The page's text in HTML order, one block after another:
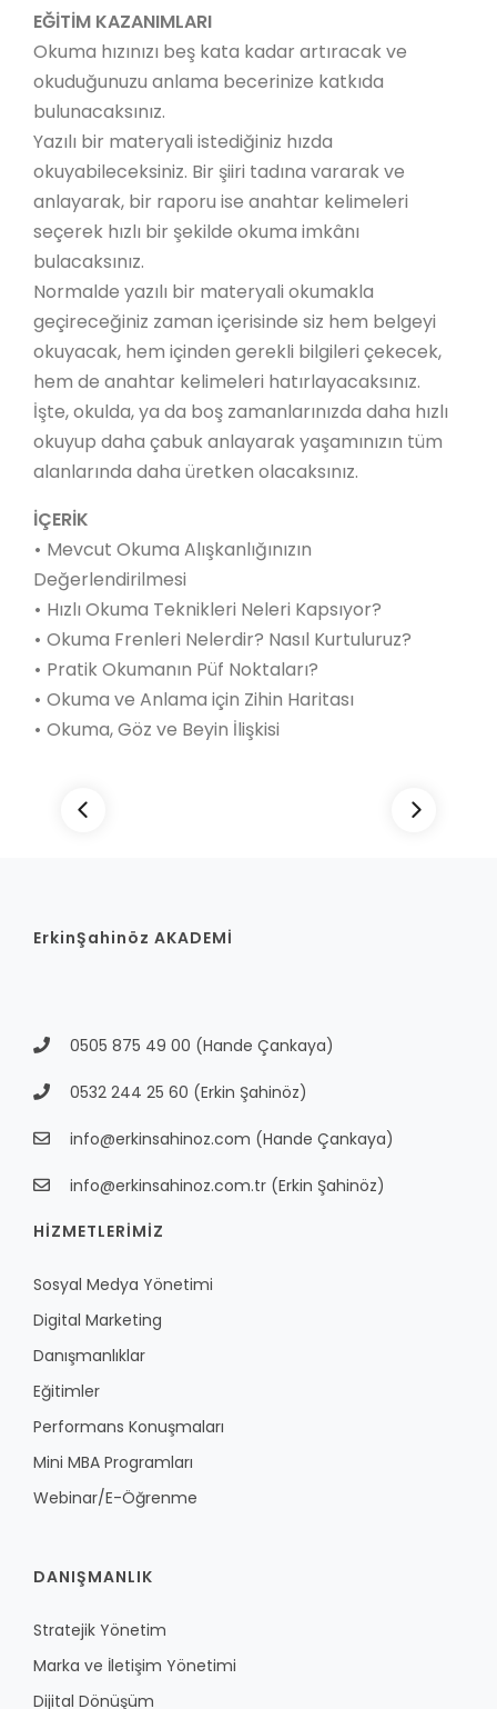
EĞİTİM KAZANIMLARI
Okuma hızınızı beş kata kadar artıracak ve
okuduğunuzu anlama becerinize katkıda
bulunacaksınız.
Yazılı bir materyali istediğiniz hızda
okuyabileceksiniz. Bir şiiri tadına vararak ve
anlayarak, bir raporu ise anahtar kelimeleri
seçerek hızlı bir şekilde okuma imkânı
bulacaksınız.
Normalde yazılı bir materyali okumakla
geçireceğiniz zaman içerisinde siz hem belgeyi
okuyacak, hem içinden gerekli bilgileri çekecek,
hem de anahtar kelimeleri hatırlayacaksınız.
İşte, okulda, ya da boş zamanlarınızda daha hızlı
okuyup daha çabuk anlayarak yaşamınızın tüm
alanlarında daha üretken olacaksınız.
İÇERİK
• Mevcut Okuma Alışkanlığınızın
Değerlendirilmesi
• Hızlı Okuma Teknikleri Neleri Kapsıyor?
• Okuma Frenleri Nelerdir? Nasıl Kurtuluruz?
• Pratik Okumanın Püf Noktaları?
• Okuma ve Anlama için Zihin Haritası
• Okuma, Göz ve Beyin İlişkisi
ErkinŞahinöz AKADEMİ
0505 875 49 00 (Hande Çankaya)
0532 244 25 60 (Erkin Şahinöz)
info@erkinsahinoz.com (Hande Çankaya)
info@erkinsahinoz.com.tr (Erkin Şahinöz)
HİZMETLERİMİZ
Sosyal Medya Yönetimi
Digital Marketing
Danışmanlıklar
Eğitimler
Performans Konuşmaları
Mini MBA Programları
Webinar/E-Öğrenme
DANIŞMANLIK
Stratejik Yönetim
Marka ve İletişim Yönetimi
Dijital Dönüşüm